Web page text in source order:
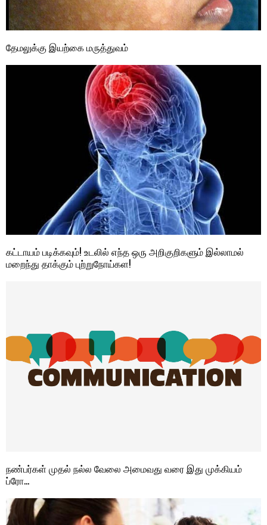
தேமலுக்கு இயற்கை மருத்துவம்
கட்டாயம் படிக்கவும்! உடலில் எந்த ஒரு அறிகுறிகளும் இல்லாமல்
மறைந்து தாக்கும் புற்றுநோய்கள!
நண்பர்கள் முதல் நல்ல வேலை அமைவது வரை இது முக்கியம்
ப்ரோ…